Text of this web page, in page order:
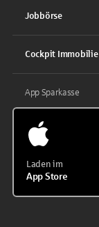
Jobbörse
Cockpit Immobilie
App Sparkasse
Laden im
App Store